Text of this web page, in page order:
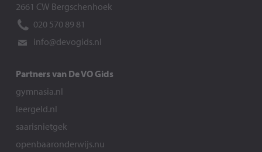
2661 CW Bergschenhoek
020 570 89 81
info@devogids.nl
Partners van De VO Gids
gymnasia.nl
leergeld.nl
saarisnietgek
openbaaronderwijs.nu